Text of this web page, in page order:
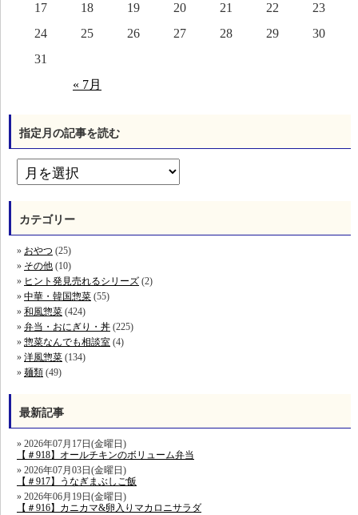
« 7月
17
18 19 20 21 22
23
24
25 26 27 28 29
30
31
指定月の記事を読む
カテゴリー
おやつ (25)
その他 (10)
ヒント発見売れるシリーズ (2)
中華・韓国惣菜 (55)
和風惣菜 (424)
弁当・おにぎり・丼 (225)
惣菜なんでも相談室 (4)
洋風惣菜 (134)
麺類 (49)
最新記事
2026年07月17日(金曜日)
【＃918】オールチキンのボリューム弁当
2026年07月03日(金曜日)
【＃917】うなぎまぶしご飯
2026年06月19日(金曜日)
【＃916】カニカマ&卵入りマカロニサラダ